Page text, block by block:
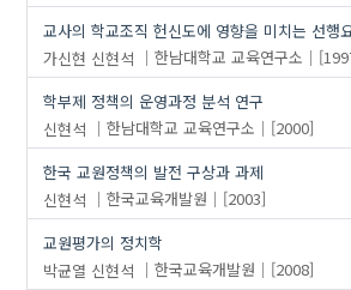
교사의 학교조직 헌신도에 영향을 미치는 선행
가신현 신현석 한남대학교 교육연구소
학부제 정책의 운영과정 분석 연구
신현석
한남대학교 교육연구소
[2000]
한국 교원정책의 발전 구상과 과제
신현석
한국교육개발원
[2003]
교원평가의 정치학
박균열 신현석 한국교육개발원
[2008]